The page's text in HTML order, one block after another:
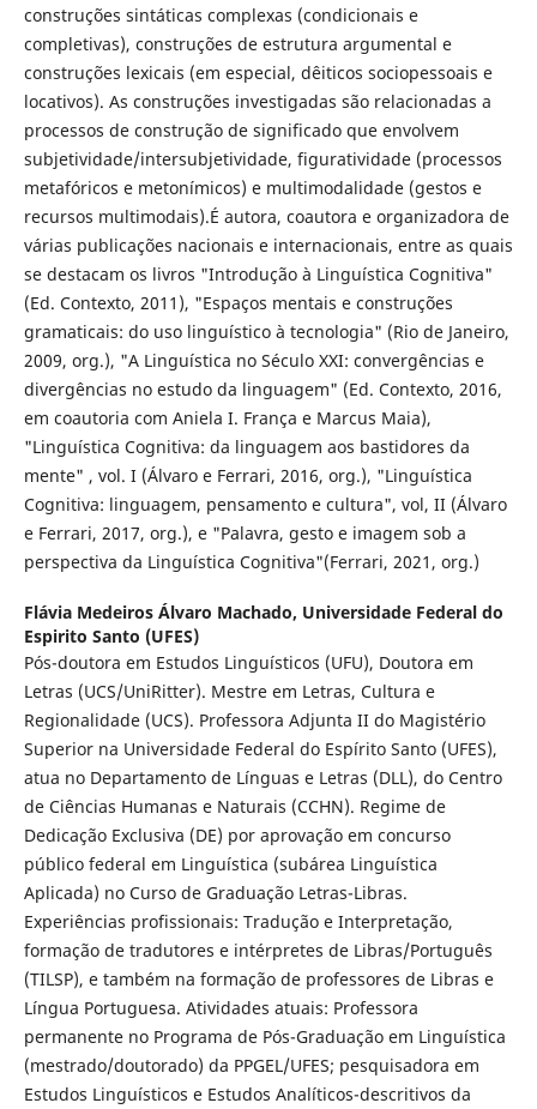
construções sintáticas complexas (condicionais e
completivas), construções de estrutura argumental e
construções lexicais (em especial, dêiticos sociopessoais e
locativos). As construções investigadas são relacionadas a
processos de construção de significado que envolvem
subjetividade/intersubjetividade, figuratividade (processos
metafóricos e metonímicos) e multimodalidade (gestos e
recursos multimodais).É autora, coautora e organizadora de
várias publicações nacionais e internacionais, entre as quais
se destacam os livros "Introdução à Linguística Cognitiva"
(Ed. Contexto, 2011), "Espaços mentais e construções
gramaticais: do uso linguístico à tecnologia" (Rio de Janeiro,
2009, org.), "A Linguística no Século XXI: convergências e
divergências no estudo da linguagem" (Ed. Contexto, 2016,
em coautoria com Aniela I. França e Marcus Maia),
"Linguística Cognitiva: da linguagem aos bastidores da
mente" , vol. I (Álvaro e Ferrari, 2016, org.), "Linguística
Cognitiva: linguagem, pensamento e cultura", vol, II (Álvaro
e Ferrari, 2017, org.), e "Palavra, gesto e imagem sob a
perspectiva da Linguística Cognitiva"(Ferrari, 2021, org.)
Flávia Medeiros Álvaro Machado, Universidade Federal do
Espirito Santo (UFES)
Pós-doutora em Estudos Linguísticos (UFU), Doutora em
Letras (UCS/UniRitter). Mestre em Letras, Cultura e
Regionalidade (UCS). Professora Adjunta II do Magistério
Superior na Universidade Federal do Espírito Santo (UFES),
atua no Departamento de Línguas e Letras (DLL), do Centro
de Ciências Humanas e Naturais (CCHN). Regime de
Dedicação Exclusiva (DE) por aprovação em concurso
público federal em Linguística (subárea Linguística
Aplicada) no Curso de Graduação Letras-Libras.
Experiências profissionais: Tradução e Interpretação,
formação de tradutores e intérpretes de Libras/Português
(TILSP), e também na formação de professores de Libras e
Língua Portuguesa. Atividades atuais: Professora
permanente no Programa de Pós-Graduação em Linguística
(mestrado/doutorado) da PPGEL/UFES; pesquisadora em
Estudos Linguísticos e Estudos Analíticos-descritivos da